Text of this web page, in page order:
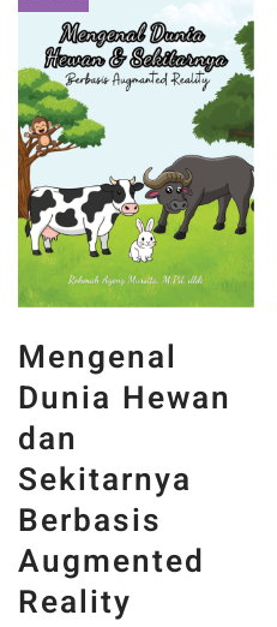
Mengenal
Dunia Hewan
dan
Sekitarnya
Berbasis
Augmented
Reality